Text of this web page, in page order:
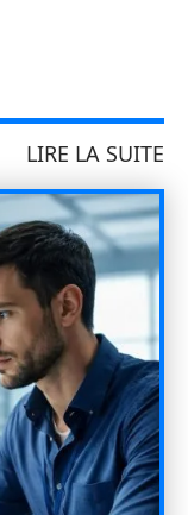
LIRE LA SUITE